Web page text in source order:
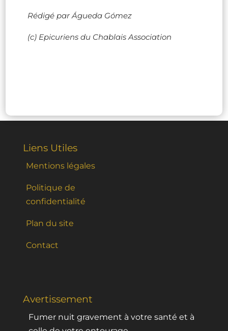
Rédigé par Águeda Gómez
(c) Epicuriens du Chablais Association
Liens Utiles
Mentions légales
Politique de
confidentialité
Plan du site
Contact
Avertissement
Fumer nuit gravement à votre santé et à